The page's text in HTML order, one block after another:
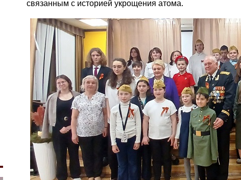
связанным с историей укрощения атома.